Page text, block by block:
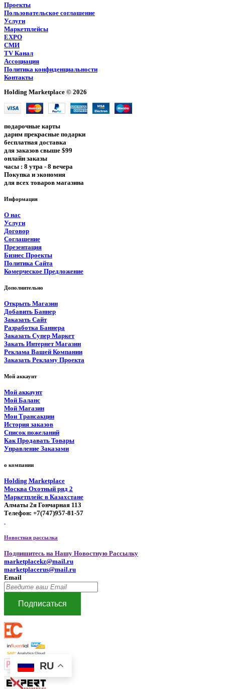
RU
Проекты
Пользовательское соглашение
Услуги
Маркетплейсы
EXPO
СМИ
TV Канал
Ассоциация
Политика конфиденциальности
Контакты
Holding Marketplace © 2026
подарочные карты
дарим прекрасные подарки
бесплатная доставка
для заказов свыше $99
онлайн заказы
часы : 8 утра - 8 вечера
Покупка и экономия
для всех товаров магазина
Информация
О нас
Услуги
Договор
Соглашение
Презентация
Бизнес Проекты
Политика Сайта
Комерческое Предложение
Дополнительно
Открыть Магазин
Добавить Баннер
Заказать Сайт
Разработка Баннера
Заказать Супер Маркет
Закать Интернет Магазин
Реклама Вашей Компании
Заказать Рекламу Проекта
Мой аккаунт
Мой аккаунт
Мой Баланс
Мой Магазин
Мои Трансакции
История заказов
Список пожеланий
Как Продавать Товары
Управление Заказами
о компании
Holding Marketplace
Москва Охотный ряд 2
Маркетплейс в Казахстане
Алматы 2я Гончарная 113
Телефон: +7(747)957-81-57
Новостная рассылка
Подпишитесь на Нашу Новостную Рассылку
marketplacekz@mail.ru
marketplacerus@mail.ru
Email
Подписаться